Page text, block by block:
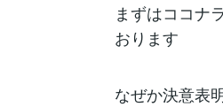
まずはココナ
おります
なぜか決意表